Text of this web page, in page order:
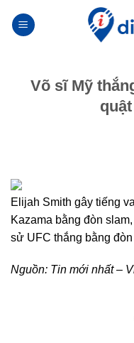
Võ sĩ Mỹ
Elijah Smith gây tiếng
Kazama bằng đòn
sử UFC thắng bằng
Nguồn: Tin mới nhất –